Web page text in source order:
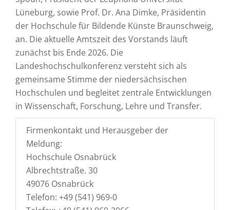
Lüneburg, sowie Prof. Dr. Ana Dimke, Präsidentin
der Hochschule für Bildende Künste Braunschweig,
an. Die aktuelle Amtszeit des Vorstands läuft
zunächst bis Ende 2026. Die
Landeshochschulkonferenz versteht sich als
gemeinsame Stimme der niedersächsischen
Hochschulen und begleitet zentrale Entwicklungen
in Wissenschaft, Forschung, Lehre und Transfer.
Firmenkontakt und Herausgeber der
Meldung:
Hochschule Osnabrück
Albrechtstraße. 30
49076 Osnabrück
Telefon: +49 (541) 969-0